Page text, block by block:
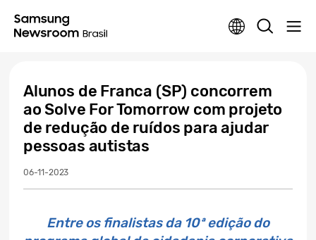
Alunos de Franca (SP) concorrem
ao Solve For Tomorrow com projeto
de redução de ruídos para ajudar
pessoas autistas
06-11-2023
Entre os finalistas da 10ª edição do